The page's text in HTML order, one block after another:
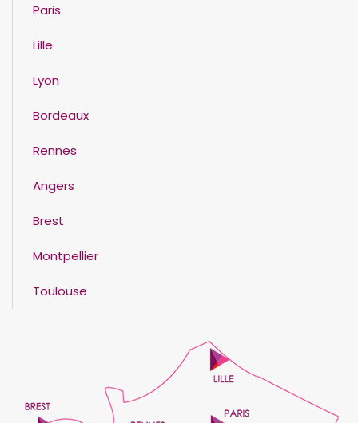
Paris
Lille
Lyon
Bordeaux
Rennes
Angers
Brest
Montpellier
Toulouse